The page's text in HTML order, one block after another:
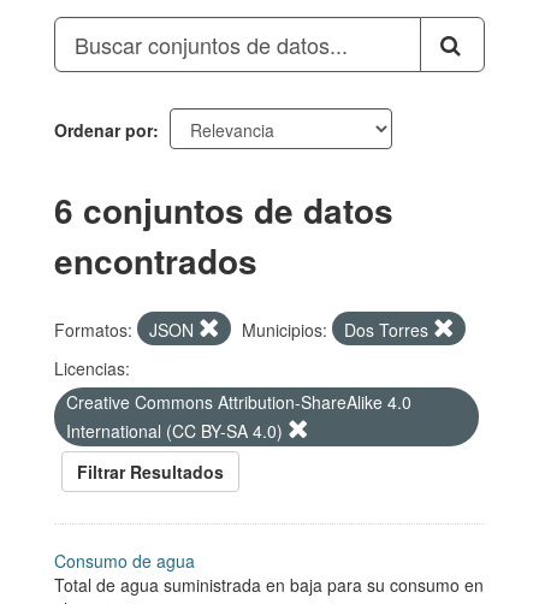
Ordenar por
6 conjuntos de datos
encontrados
Formatos: JSON Municipios:
Dos Torres
Licencias:
Creative Commons Attribution-ShareAlike 4.0
International (CC BY-SA 4.0)
Filtrar Resultados
Consumo de agua
Total de agua suministrada en baja para su consumo en